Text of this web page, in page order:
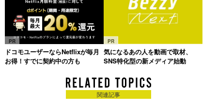
PR
ドコモユーザーならNetflixが毎月
お得！すでに契約中の方も
PR
気になるあの人を動画で取材、
SNS特化型の新メディア始動
関連記事